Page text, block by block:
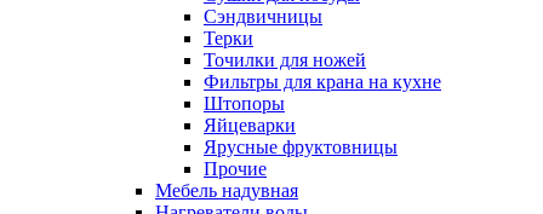
Сэндвичницы
Терки
Точилки для ножей
Фильтры для крана на кухне
Штопоры
Яйцеварки
Ярусные фруктовницы
Прочие
Мебель надувная